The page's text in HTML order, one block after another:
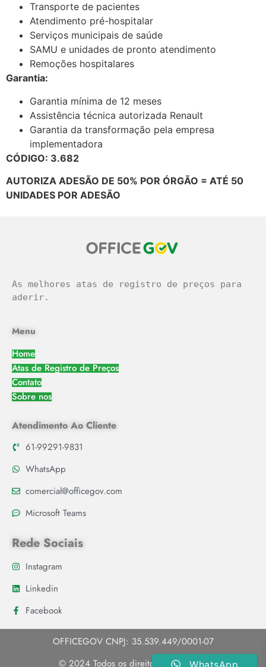
Transporte de pacientes
Atendimento pré-hospitalar
Serviços municipais de saúde
SAMU e unidades de pronto atendimento
Remoções hospitalares
Garantia:
Garantia mínima de 12 meses
Assistência técnica autorizada Renault
Garantia da transformação pela empresa
implementadora
CÓDIGO: 3.682
AUTORIZA ADESÃO DE 50% POR ÓRGÃO = ATÉ 50
UNIDADES POR ADESÃO
As melhores atas de registro de preços para
aderir.
Menu
Home
Atas de Registro de Preços
Contato
Sobre nos
Atendimento Ao Cliente
61-99291-9831
WhatsApp
comercial@officegov.com
Microsoft Teams
Rede Sociais
Instagram
Linkedin
Facebook
OFFICEGOV CNPJ: 35.539.449/0001-07
© 2024 Todos os direitos reservados.WhatsApp